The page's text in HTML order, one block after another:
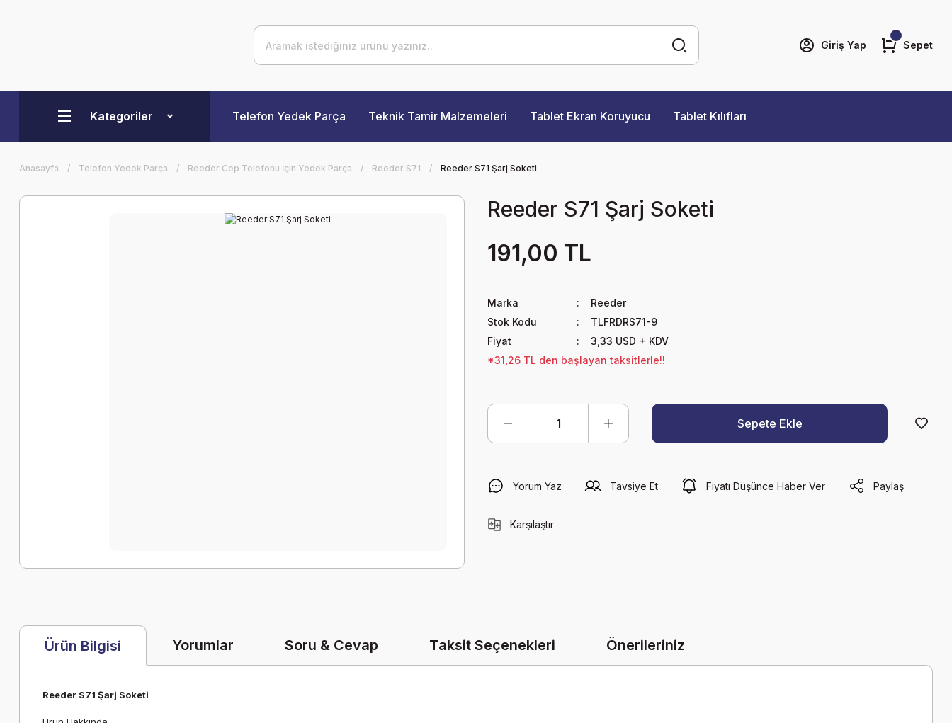
Giriş Yap Sepet
Kategoriler Telefon Yedek Parça Teknik Tamir Malzemeleri Tablet Ekran Koruyucu Tablet Kılıfları
Anasayfa Telefon Yedek Parça Reeder Cep Telefonu İçin Yedek Parça Reeder S71 Reeder S71 Şarj Soketi
Reeder S71 Şarj Soketi
191,00 TL
Marka
Reeder
Stok Kodu
TLFRDRS71-9
Fiyat
3,33 USD + KDV
*31,26 TL den başlayan taksitlerle!!
Sepete Ekle
Yorum Yaz Tavsiye Et Fiyatı Düşünce Haber Ver Paylaş
Karşılaştır
Ürün Bilgisi Yorumlar Soru & Cevap Taksit Seçenekleri Önerileriniz
Reeder S71 Şarj Soketi